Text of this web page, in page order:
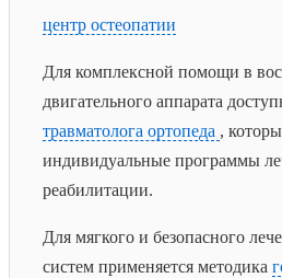
центр остеопатии
Для комплексной помощи в
двигательного аппарата
травматолога ортопеда ,
индивидуальные программы
реабилитации.
Для мягкого и безопасного
систем применяется методика